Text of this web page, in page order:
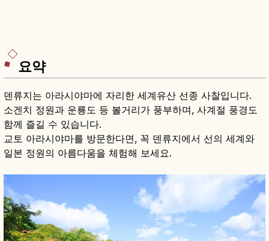
요약
덴류지는 아라시야마에 자리한 세계유산 선종 사찰입니다.
소겐치 정원과 운룡도 등 볼거리가 풍부하며, 사계절 풍경도
함께 즐길 수 있습니다.
교토 아라시야마를 방문한다면, 꼭 덴류지에서 선의 세계와
일본 정원의 아름다움을 체험해 보세요.